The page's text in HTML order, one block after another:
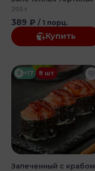
205 г
389 ₽ / 1 порц.
Купить
б +17 8 шт
Запеченный с крабом